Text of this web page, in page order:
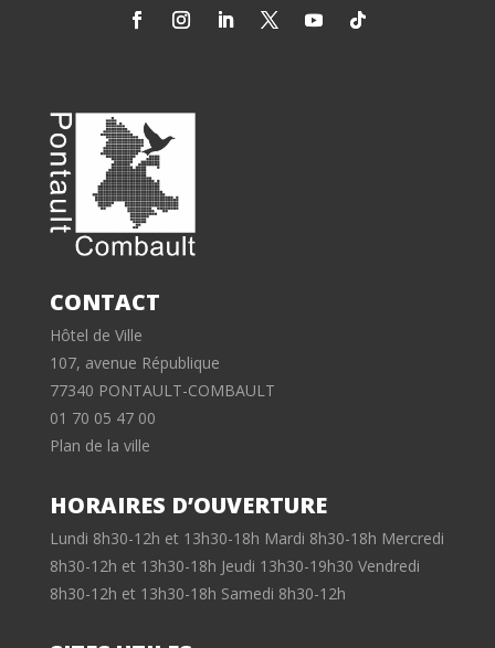
CONTACT
Hôtel de Ville
107, avenue République
77340 PONTAULT-COMBAULT
01 70 05 47 00
Plan de la ville
HORAIRES D’OUVERTURE
Lundi 8h30-12h et 13h30-18h Mardi 8h30-18h Mercredi
8h30-12h et 13h30-18h Jeudi 13h30-19h30 Vendredi
8h30-12h et 13h30-18h Samedi 8h30-12h